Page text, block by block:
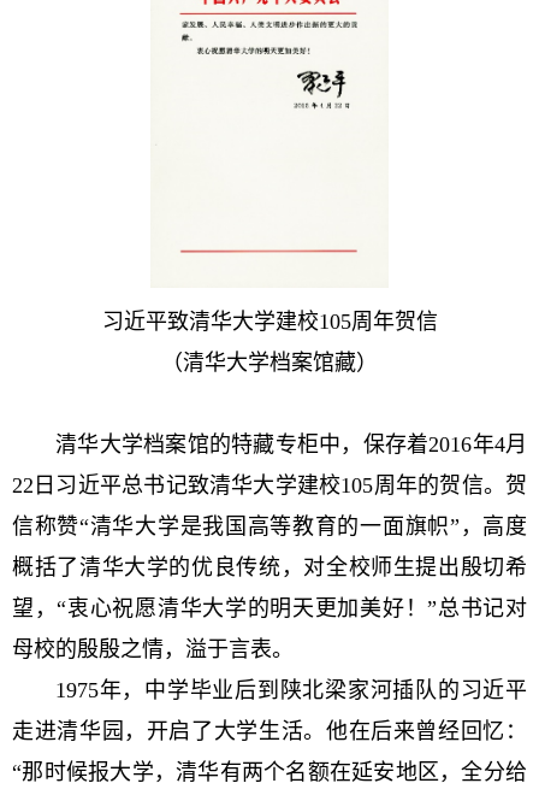
习近平致清华大学建校105周年贺信
（清华大学档案馆藏）
清华大学档案馆的特藏专柜中，保存着2016年4月
22日习近平总书记致清华大学建校105周年的贺信。贺
信称赞“清华大学是我国高等教育的一面旗帜”，高度
概括了清华大学的优良传统，对全校师生提出殷切希
望，“衷心祝愿清华大学的明天更加美好！”总书记对
母校的殷殷之情，溢于言表。
1975年，中学毕业后到陕北梁家河插队的习近平
走进清华园，开启了大学生活。他在后来曾经回忆：
“那时候报大学，清华有两个名额在延安地区，全分给